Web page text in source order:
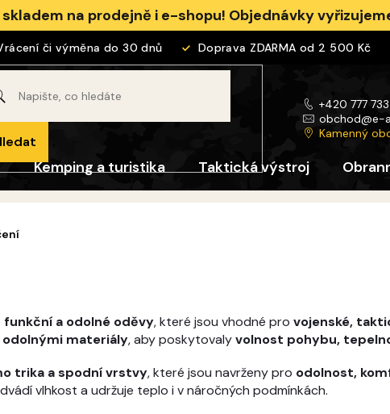
skladem na prodejně i e-shopu! Objednávky
či výměna do 30 dnů Doprava ZDARMA od 2 500 Kč
+420 777
obchod@e-
Kamenný
Kemping a turistika Taktická výstroj
funkční a odolné oděvy, které jsou vhodné pro vojenské,
materiály, aby poskytovalyvolnost pohybu,
trika a spodní vrstvy, které jsou navrženy pro odolnost,
vlhkost a udržuje teplo i v náročných podmínkách.